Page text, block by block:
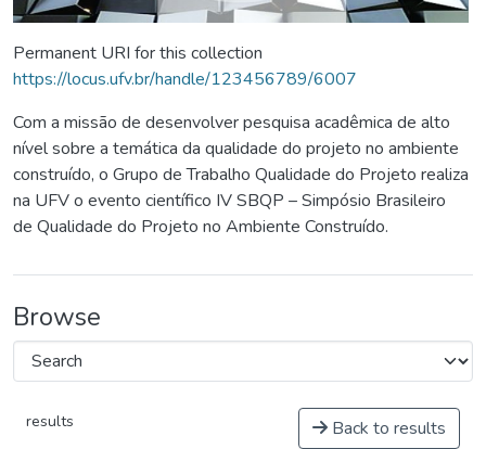
Permanent URI for this collection
https://locus.ufv.br/handle/123456789/6007
Com a missão de desenvolver pesquisa acadêmica de alto
nível sobre a temática da qualidade do projeto no ambiente
construído, o Grupo de Trabalho Qualidade do Projeto realiza
na UFV o evento científico IV SBQP – Simpósio Brasileiro
de Qualidade do Projeto no Ambiente Construído.
Browse
results Back to results